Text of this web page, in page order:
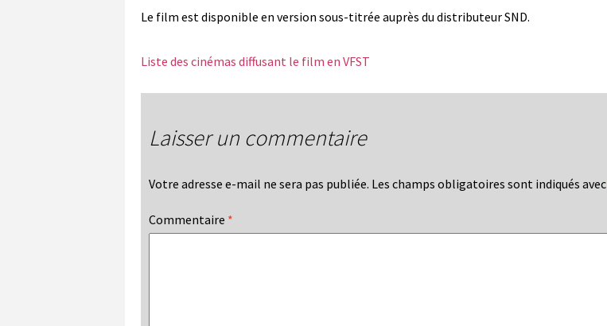
Le film est disponible en version sous-titrée auprès du distributeur SND.
Liste des cinémas diffusant le film en VFST
Laisser un commentaire
Votre adresse e-mail ne sera pas publiée. Les champs obligatoires sont indiqués avec
Commentaire *